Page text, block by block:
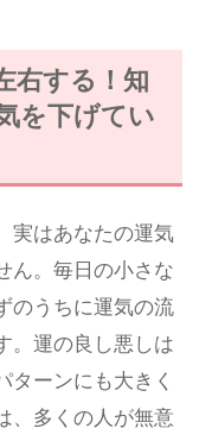
右する！知
を下げてい
実はあなたの運気
ん。毎日の小さな
のうちに運気の流
。運の良し悪しは
ターンにも大きく
、多くの人が無意